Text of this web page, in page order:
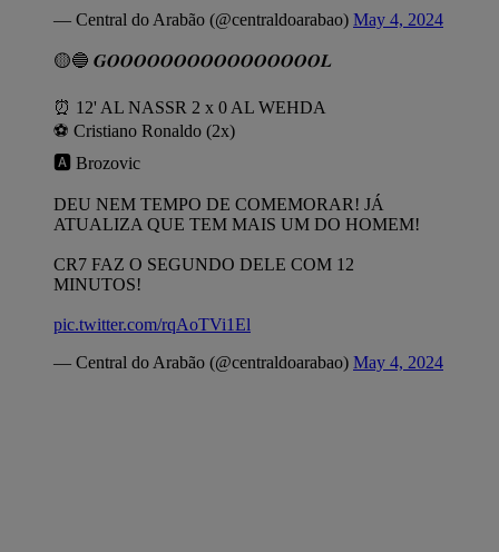
— Central do Arabão (@centraldoarabao) May 4, 2024
🟡🔵 𝑮𝑶𝑶𝑶𝑶𝑶𝑶𝑶𝑶𝑶𝑶𝑶𝑶𝑶𝑶𝑶𝑶𝑳
⏰️ 12' AL NASSR 2 x 0 AL WEHDA
⚽️ Cristiano Ronaldo (2x)
🅰️ Brozovic
DEU NEM TEMPO DE COMEMORAR! JÁ
ATUALIZA QUE TEM MAIS UM DO HOMEM!
CR7 FAZ O SEGUNDO DELE COM 12
MINUTOS!
pic.twitter.com/rqAoTVi1El
— Central do Arabão (@centraldoarabao) May 4, 2024